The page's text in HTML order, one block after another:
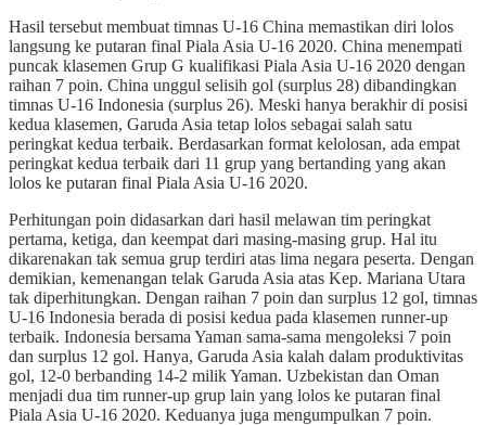
Hasil tersebut membuat timnas U-16 China memastikan diri lolos
langsung ke putaran final Piala Asia U-16 2020. China menempati
puncak klasemen Grup G kualifikasi Piala Asia U-16 2020 dengan
raihan 7 poin. China unggul selisih gol (surplus 28) dibandingkan
timnas U-16 Indonesia (surplus 26). Meski hanya berakhir di posisi
kedua klasemen, Garuda Asia tetap lolos sebagai salah satu
peringkat kedua terbaik. Berdasarkan format kelolosan, ada empat
peringkat kedua terbaik dari 11 grup yang bertanding yang akan
lolos ke putaran final Piala Asia U-16 2020.
Perhitungan poin didasarkan dari hasil melawan tim peringkat
pertama, ketiga, dan keempat dari masing-masing grup. Hal itu
dikarenakan tak semua grup terdiri atas lima negara peserta. Dengan
demikian, kemenangan telak Garuda Asia atas Kep. Mariana Utara
tak diperhitungkan. Dengan raihan 7 poin dan surplus 12 gol, timnas
U-16 Indonesia berada di posisi kedua pada klasemen runner-up
terbaik. Indonesia bersama Yaman sama-sama mengoleksi 7 poin
dan surplus 12 gol. Hanya, Garuda Asia kalah dalam produktivitas
gol, 12-0 berbanding 14-2 milik Yaman. Uzbekistan dan Oman
menjadi dua tim runner-up grup lain yang lolos ke putaran final
Piala Asia U-16 2020. Keduanya juga mengumpulkan 7 poin.